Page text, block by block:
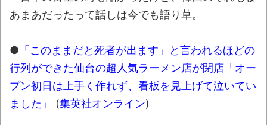
まるで親子のような子猫とシェパード
wwwwwwwwwwww
全方位青い芝包囲網すぎて色々見失う、新
しい仕事観
見ていると！悲しくなってしまう猫の画像
あまあだったって話しは今でも語り草。
● 「このままだと死者が出ます」と言われるほどの
行列ができた仙台の超人気ラーメン店が閉店「オー
プン初日は上手く作れず、看板を見上げて泣いてい
ました」
(集英社オンライン)